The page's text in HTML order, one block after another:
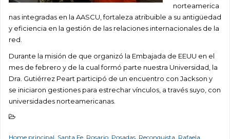
norteamerica
nas integradas en la AASCU, fortaleza atribuible a su antigüedad
y eficiencia en la gestión de las relaciones internacionales de la
red.
Durante la misión de que organizó la Embajada de EEUU en el
mes de febrero y de la cual formó parte nuestra Universidad, la
Dra. Gutiérrez Peart participó de un encuentro con Jackson y
se iniciaron gestiones para estrechar vínculos, a través suyo, con
universidades norteamericanas.
Home principal, Santa Fe, Rosario, Posadas, Reconquista, Rafaela,